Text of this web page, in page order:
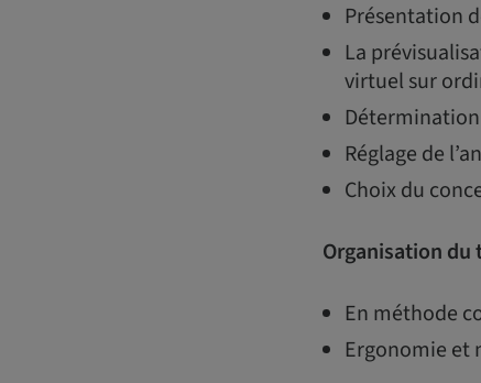
Présentation
La
virtuel sur
Détermination
Réglage de
Choix du
Organisation du
En méthode
Ergonomie et